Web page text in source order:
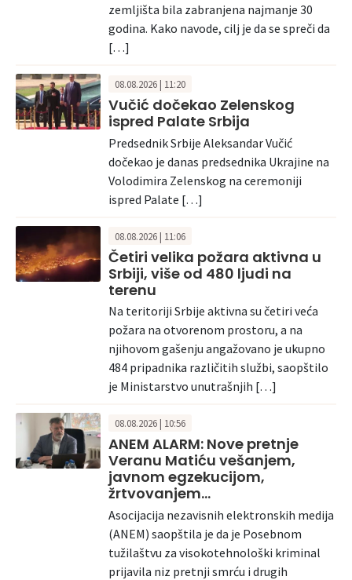
zemljišta bila zabranjena najmanje 30
godina. Kako navode, cilj je da se spreči da
[…]
08.08.2026 | 11:20
Vučić dočekao Zelenskog
ispred Palate Srbija
Predsednik Srbije Aleksandar Vučić
dočekao je danas predsednika Ukrajine na
Volodimira Zelenskog na ceremoniji
ispred Palate […]
08.08.2026 | 11:06
Četiri velika požara aktivna u
Srbiji, više od 480 ljudi na
terenu
Na teritoriji Srbije aktivna su četiri veća
požara na otvorenom prostoru, a na
njihovom gašenju angažovano je ukupno
484 pripadnika različitih službi, saopštilo
je Ministarstvo unutrašnjih […]
08.08.2026 | 10:56
ANEM ALARM: Nove pretnje
Veranu Matiću vešanjem,
javnom egzekucijom,
žrtvovanjem…
Asocijacija nezavisnih elektronskih medija
(ANEM) saopštila je da je Posebnom
tužilaštvu za visokotehnološki kriminal
prijavila niz pretnji smrću i drugih